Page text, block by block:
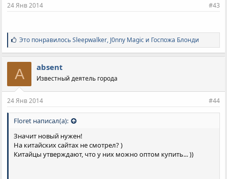
24 Янв 2014 #43
С
и
м
п
а
и
:
Это понравилосьSleepwalker, J0nny Magic и Госпожа Блонди
A absent
Известный деятель города
24 Янв 2014 #44
Floret написал(а):
Значит новый нужен!
На китайских сайтах не смотрел? )
Китайцы утверждают, что у них можно оптом купить... ))